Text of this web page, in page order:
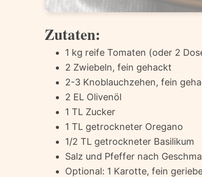
Zutaten:
1 kg reife Tomaten (oder 2
2 Zwiebeln, fein gehackt
2-3 Knoblauchzehen, fein
2 EL Olivenöl
1 TL Zucker
1 TL getrockneter Oregano
1/2 TL getrockneter Basilikum
Salz und Pfeffer nach
Optional: 1 Karotte, fein